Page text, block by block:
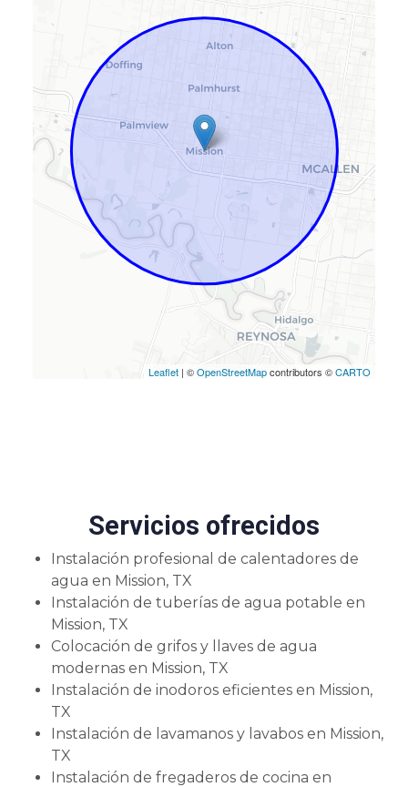
Leaflet | ©OpenStreetMapcontributors ©CARTO
Servicios ofrecidos
Instalación profesional de calentadores de
agua en Mission, TX
Instalación de tuberías de agua potable en
Mission, TX
Colocación de grifos y llaves de agua
modernas en Mission, TX
Instalación de inodoros eficientes en Mission,
TX
Instalación de lavamanos y lavabos en Mission,
TX
Instalación de fregaderos de cocina en